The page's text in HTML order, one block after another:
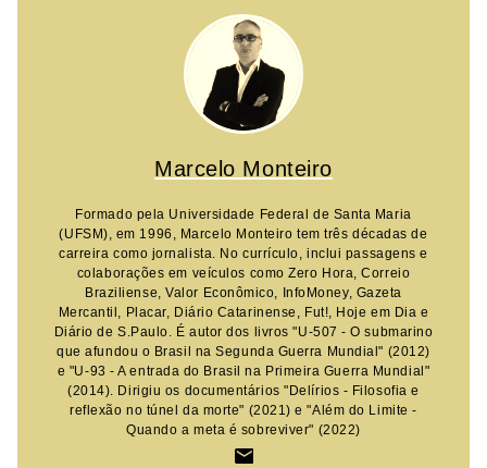
Marcelo Monteiro
Formado pela Universidade Federal de Santa Maria
(UFSM), em 1996, Marcelo Monteiro tem três décadas de
carreira como jornalista. No currículo, inclui passagens e
colaborações em veículos como Zero Hora, Correio
Braziliense, Valor Econômico, InfoMoney, Gazeta
Mercantil, Placar, Diário Catarinense, Fut!, Hoje em Dia e
Diário de S.Paulo. É autor dos livros "U-507 - O submarino
que afundou o Brasil na Segunda Guerra Mundial" (2012)
e "U-93 - A entrada do Brasil na Primeira Guerra Mundial"
(2014). Dirigiu os documentários "Delírios - Filosofia e
reflexão no túnel da morte" (2021) e "Além do Limite -
Quando a meta é sobreviver" (2022)